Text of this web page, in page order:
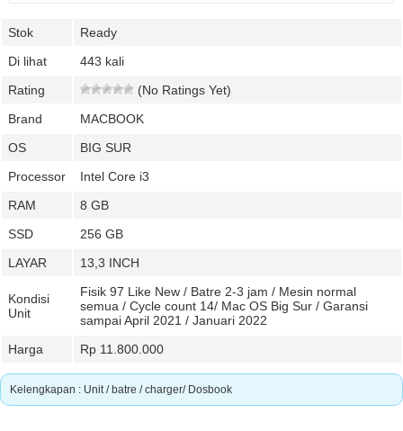
Stok
Ready
Di lihat
443 kali
Rating
(No Ratings Yet)
Brand
MACBOOK
OS
BIG SUR
Processor
Intel Core i3
RAM
8 GB
SSD
256 GB
LAYAR
13,3 INCH
Kondisi
Unit
Fisik 97 Like New / Batre 2-3 jam / Mesin normal
semua / Cycle count 14/ Mac OS Big Sur / Garansi
sampai April 2021 / Januari 2022
Harga
Rp 11.800.000
Kelengkapan : Unit / batre / charger/ Dosbook